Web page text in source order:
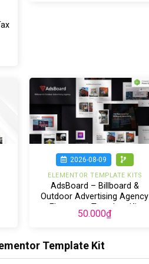
2026-08-09
ELEMENTOR TEMPLATE KITS
AdsBoard – Billboard &
Outdoor Advertising Agency
Elementor Template Kit
50.000₫
Template Kit